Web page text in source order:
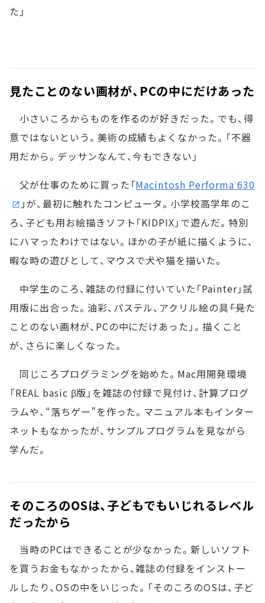
た」
見たことのない画材が、PCの中にだけあった
小さいころからものを作るのが好きだった。でも、得
意ではないという。美術の成績もよくなかった。「不器
用だから。デッサンなんて、今もできない」
父が仕事のために買った「Macintosh Performa 630
」が、最初に触れたコンピュータ。小学校高学年のこ
ろ、子ども用お絵描きソフト「KIDPIX」で遊んだ。特別
にハマったわけではない。ほかの子が紙に描くように、
暇な時の遊びとして、マウスで犬や猫を描いた。
中学生のころ、雑誌の付録に付いていた「Painter」試
用版に出合った。油彩、パステル、アクリル絵の具――「見た
ことのない画材が、PCの中にだけあった」。描くこと
が、さらに楽しくなった。
同じころプログラミングを始めた。Mac用開発環境
「REAL basic β版」を雑誌の付録で見付け、計算プログ
ラムや、“落ちゲー”を作った。マニュアル本もインター
ネットもなかったが、サンプルプログラムを見ながら
学んだ。
そのころのOSは、子どもでもいじれるレベル
だったから
当時のPCはできることが少なかった。新しいソフト
を買うお金もなかったから、雑誌の付録をインストー
ルしたり、OSの中をいじった。「そのころのOSは、子ど